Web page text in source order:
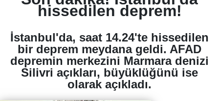
hissedilen deprem!
İstanbul'da, saat 14.24'te hissedilen
bir deprem meydana geldi. AFAD
depremin merkezini Marmara denizi
Silivri açıkları, büyüklüğünü ise
olarak açıkladı.